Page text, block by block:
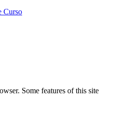
Curso
Some features of this site